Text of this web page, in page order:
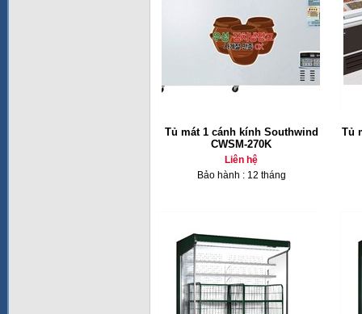
Tủ mát 1 cánh kính Southwind
CWSM-270K
Liên hệ
Bảo hành : 12 tháng
Tủ